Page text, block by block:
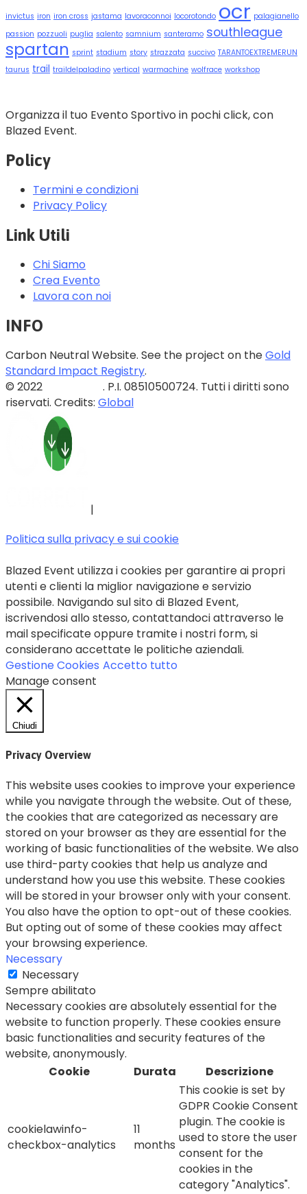
invictus iron iron cross jastama lavoraconnoi locorotondo ocr palagianello
passion pozzuoli puglia salento samnium santeramo southleague
spartan sprint stadium story strazzata succivo TARANTOEXTREMERUN
taurus trail traildelpaladino vertical warmachine wolfrace workshop
Organizza il tuo Evento Sportivo in pochi click, con
Blazed Event.
Policy
Termini e condizioni
Privacy Policy
Link Utili
Chi Siamo
Crea Evento
Lavora con noi
INFO
Carbon Neutral Website. See the project on theGold
Standard Impact Registry.
© 2022
. P.I. 08510500724. Tutti i diritti sono
riservati. Credits: Global
|
Politica sulla privacy e sui cookie
Blazed Event utilizza i cookies per garantire ai propri
utenti e clienti la miglior navigazione e servizio
possibile. Navigando sul sito di Blazed Event,
iscrivendosi allo stesso, contattandoci attraverso le
mail specificate oppure tramite i nostri form, si
considerano accettate le politiche aziendali.
Gestione Cookies Accetto tutto
Manage consent
Chiudi
Privacy Overview
This website uses cookies to improve your experience
while you navigate through the website. Out of these,
the cookies that are categorized as necessary are
stored on your browser as they are essential for the
working of basic functionalities of the website. We also
use third-party cookies that help us analyze and
understand how you use this website. These cookies
will be stored in your browser only with your consent.
You also have the option to opt-out of these cookies.
But opting out of some of these cookies may affect
your browsing experience.
Necessary
Necessary
Sempre abilitato
Necessary cookies are absolutely essential for the
website to function properly. These cookies ensure
basic functionalities and security features of the
website, anonymously.
Cookie
Durata Descrizione
cookielawinfo-
checkbox-analytics
11
months
This cookie is set by
GDPR Cookie Consent
plugin. The cookie is
used to store the user
consent for the
cookies in the
category "Analytics".